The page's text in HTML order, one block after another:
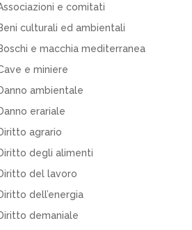
e comitati
culturali ed ambientali
e macchia mediterranea
e miniere
ambientale
erariale
agrario
degli alimenti
del lavoro
dell’energia
demaniale